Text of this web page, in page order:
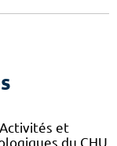
Activités et
du CHU